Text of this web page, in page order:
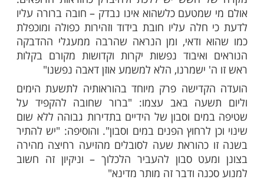
בשורת הנחיות לבתי כנסת ובתי מדרש,
לציית להנחיות משרד הבריאוות: ""חובה
על עטיית מסכה באופן מלא במשך כל זמן
לבית הכנסת ועד צאתו וכן לשמור
לצידו ולהיות קבוע על מקומו ולא
בין כל המתפללים. כל המיקל בזה הרי הוא
הרבים, וחובה על גבאי בית המדרש להקפיד
שאין בידם לכוף הוראה זו – הרי שעל פי דין
את שערי בית הכנסת ולא לגרום ח"ו סכנה